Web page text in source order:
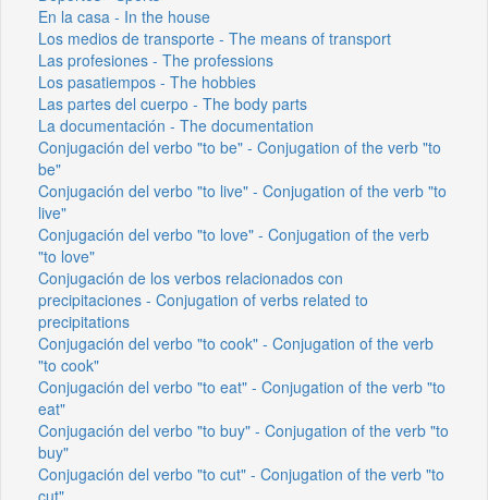
En la casa - In the house
Los medios de transporte - The means of transport
Las profesiones - The professions
Los pasatiempos - The hobbies
Las partes del cuerpo - The body parts
La documentación - The documentation
Conjugación del verbo "to be" - Conjugation of the verb "to
be"
Conjugación del verbo "to live" - Conjugation of the verb "to
live"
Conjugación del verbo "to love" - Conjugation of the verb
"to love"
Conjugación de los verbos relacionados con
precipitaciones - Conjugation of verbs related to
precipitations
Conjugación del verbo "to cook" - Conjugation of the verb
"to cook"
Conjugación del verbo "to eat" - Conjugation of the verb "to
eat"
Conjugación del verbo "to buy" - Conjugation of the verb "to
buy"
Conjugación del verbo "to cut" - Conjugation of the verb "to
cut"